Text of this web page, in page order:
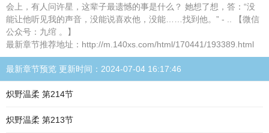
会上，有人问许星，这辈子最遗憾的事是什么？ 她想了想，答：“没
能让他听见我的声音，没能说喜欢他，没能……找到他。” - .. 【微信
公众号：九绾 。】
最新章节推荐地址：http://m.140xs.com/html/170441/193389.html
最新章节预览 更新时间：2024-07-04 16:17:46
炽野温柔 第214节
炽野温柔 第213节